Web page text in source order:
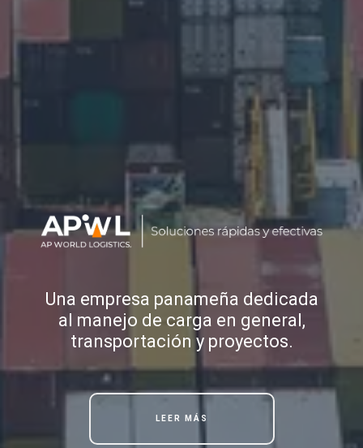
Una empresa panameña dedicada
al manejo de carga en general,
transportación y proyectos.
LEER MÁS